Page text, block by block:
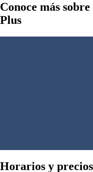
Conoce más
Plus
Horarios y